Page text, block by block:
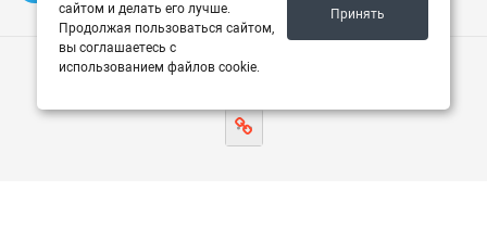
сайтом и делать его лучше.
Продолжая пользоваться сайтом,
вы соглашаетесь с
использованием файлов cookie.
Принять